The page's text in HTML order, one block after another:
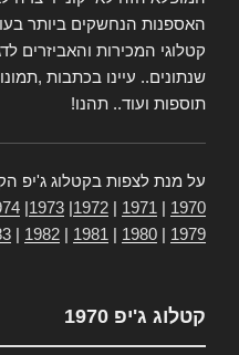
האספנות הנחשקים ביותר
קטלוגי המכירות והאביזרים
שנתונים.. עיינו בכתבות
תוספות ועוד.. תהנו!
על מנת לצפות בקטלוג ג'יפ
1970
1971
1972
1973
1979
1980
1981
1982
קטלוג ג'יפ 1970